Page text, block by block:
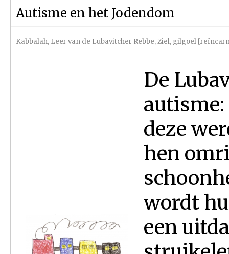
Autisme en het Jodendom
Kabbalah, Leer van de Lubavitcher Rebbe,Ziel, gilgoel
De
autisme:
deze
hen
wordt
een